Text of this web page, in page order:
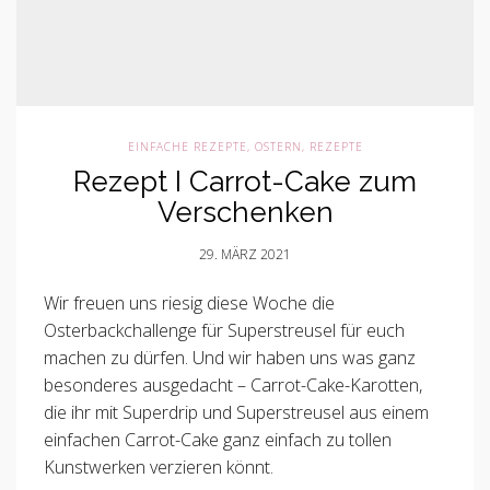
EINFACHE REZEPTE, OSTERN, REZEPTE
Rezept I Carrot-Cake zum
Verschenken
29. MÄRZ 2021
Wir freuen uns riesig diese Woche die
Osterbackchallenge für Superstreusel für euch
machen zu dürfen. Und wir haben uns was ganz
besonderes ausgedacht – Carrot-Cake-Karotten,
die ihr mit Superdrip und Superstreusel aus einem
einfachen Carrot-Cake ganz einfach zu tollen
Kunstwerken verzieren könnt.